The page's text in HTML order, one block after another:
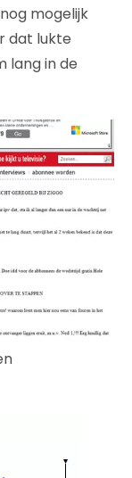
mogelijk
dat lukte
lang in de